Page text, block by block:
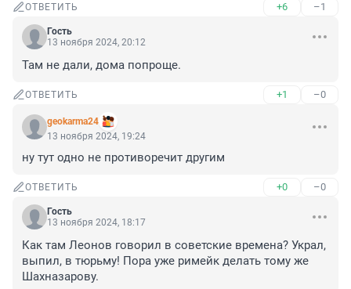
ОТВЕТИТЬ +6 –1
Гость
13 ноября 2024, 20:12
Там не дали, дома попроще.
ОТВЕТИТЬ +1 –0
geokarma24
13 ноября 2024, 19:24
ну тут одно не противоречит другим
ОТВЕТИТЬ +0 –0
Гость
13 ноября 2024, 18:17
Как там Леонов говорил в советские времена? Украл,
выпил, в тюрьму! Пора уже римейк делать тому же
Шахназарову.